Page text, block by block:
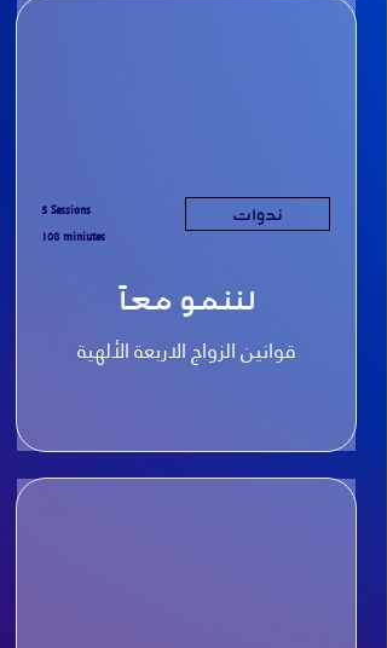
5 Sessions
108 miniutes
ندوات
لننمو معاً
قوانين الزواج الاربعة الألهية